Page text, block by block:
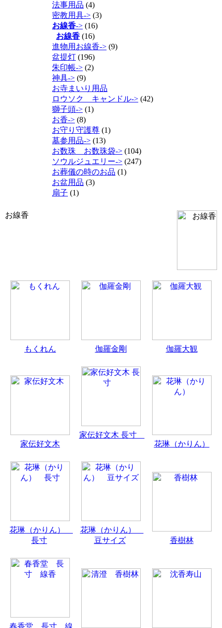
法事用品 (4)
密教用具-> (3)
お線香-> (16)
お線香 (16)
進物用お線香-> (9)
盆提灯 (196)
朱印帳-> (2)
神具-> (9)
お寺まいり用品
ロウソク キャンドル-> (42)
獅子頭-> (1)
お香-> (8)
お守り守護尊 (1)
墓参用品-> (13)
お数珠 お数珠袋-> (104)
ソウルジュエリー-> (247)
お葬儀の時のお品 (1)
お盆用品 (3)
扇子 (1)
お線香
もくれん 伽羅金剛 伽羅大観
家伝好文木
家伝好文木 長寸
花琳（かりん）
花琳（かりん）
長寸
花琳（かりん）
豆サイズ
香樹林